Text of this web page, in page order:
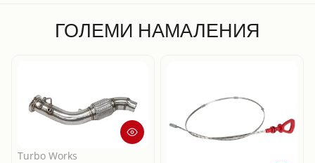
ГОЛЕМИ НАМАЛЕНИЯ
Turbo Works